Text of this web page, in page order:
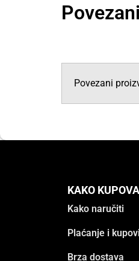
Povezani
KAKO
Kako naručiti
Plaćanje i
Brza dostava